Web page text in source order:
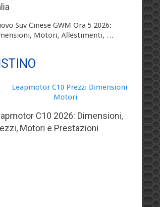
Suv Cinese GWM Ora 5 2026:
Motori, Allestimenti, …
C10 2026: Dimensioni,
Motori e Prestazioni